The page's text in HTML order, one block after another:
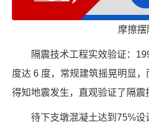
摩擦
隔震技术工程实效验证：
度达 6 度，常规建筑摇晃明显
得知地震发生，直观验证了隔
待下支墩混凝土达到75%